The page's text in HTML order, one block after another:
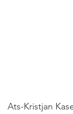
Ats-Kristjan